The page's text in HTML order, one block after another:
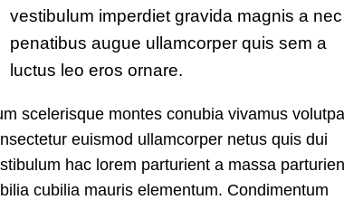
vestibulum imperdiet gravida magnis a nec
penatibus augue ullamcorper quis sem a
luctus leo eros ornare.
scelerisque montes conubia vivamus
euismod ullamcorper netus quis dui
hac lorem parturient a massa
cubilia mauris elementum. Condimentum